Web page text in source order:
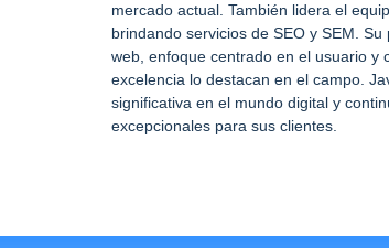
mercado actual. También lidera el
brindando servicios de SEO y SEM.
web, enfoque centrado en el usuario y
excelencia lo destacan en el campo.
significativa en el mundo digital y
excepcionales para sus clientes.